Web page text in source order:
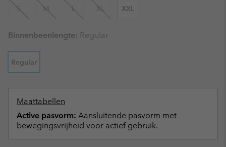
S M L XL XXL
Binnenbeenlengte: Regular
Regular
Maattabellen
Active pasvorm: Aansluitende pasvorm met
bewegingsvrijheid voor actief gebruik.